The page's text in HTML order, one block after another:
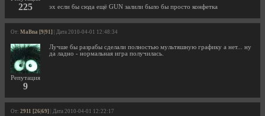
225 эх если бы сюда ещё GUN залили было бы просто конфетка
От: MaBna [9|91] | Дата 2010-04-01 12:48:34
Репутация
9
Лучше бы разрабы сделали полностью мультяшную графику а нет... ну
да ладно - нормальная игра получилась.
От: 2911 [26|69] | Дата 2010-04-01 12:22:17